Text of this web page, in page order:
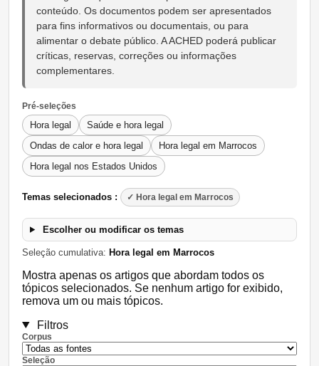
conteúdo. Os documentos podem ser apresentados
para fins informativos ou documentais, ou para
alimentar o debate público. A ACHED poderá publicar
críticas, reservas, correções ou informações
complementares.
Pré-seleções
Hora legal
Saúde e hora legal
Ondas de calor e hora legal
Hora legal em Marrocos
Hora legal nos Estados Unidos
Temas selecionados : ✓ Hora legal em Marrocos
Escolher ou modificar os temas
Seleção cumulativa: Hora legal em Marrocos
Mostra apenas os artigos que abordam todos os
tópicos selecionados. Se nenhum artigo for exibido,
remova um ou mais tópicos.
Filtros
Corpus
Seleção